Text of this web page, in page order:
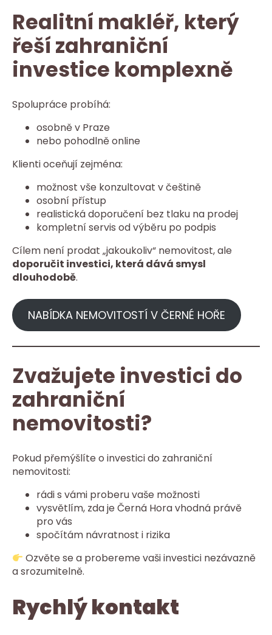
Realitní makléř, který
řeší zahraniční
investice komplexně
Spolupráce probíhá:
osobně v Praze
nebo pohodlně online
Klienti oceňují zejména:
možnost vše konzultovat v češtině
osobní přístup
realistická doporučení bez tlaku na prodej
kompletní servis od výběru po podpis
Cílem není prodat „jakoukoliv“ nemovitost, ale
doporučit investici, která dává smysl
dlouhodobě.
NABÍDKA NEMOVITOSTÍ V ČERNÉ HOŘE
Zvažujete investici do
zahraniční
nemovitosti?
Pokud přemýšlíte o investici do zahraniční
nemovitosti:
rádi s vámi proberu vaše možnosti
vysvětlím, zda je Černá Hora vhodná právě
pro vás
spočítám návratnost i rizika
Ozvěte se a probereme vaši investici nezávazně
a srozumitelně.
Rychlý kontakt